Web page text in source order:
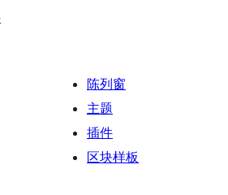
陈列窗
主题
插件
区块样板